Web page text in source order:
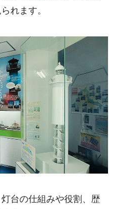
れます。
台の仕組みや役割、歴